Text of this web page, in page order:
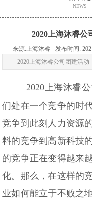
NEWS
2020上海沐睿公
来源:上海沐睿 发布时间:
2020上海沐睿公司团建活动
2020上海沐睿
们处在一个竞争的时
竞争到此刻人力资源
料的竞争到高新科技
的竞争正在变得越来
化。那么，在这样的
业如何能立于不败之